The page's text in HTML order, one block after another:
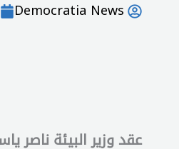
Democratia News
عقد وزير البيئة ناصر